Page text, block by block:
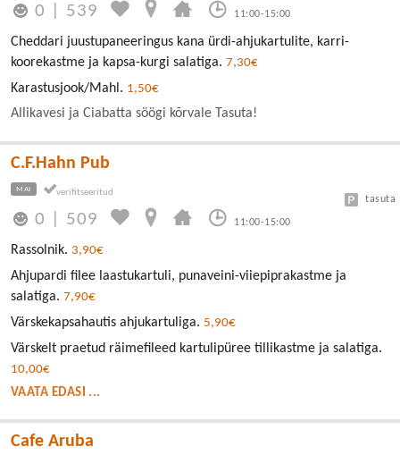
0 539 11:00-15:00
Cheddari juustupaneeringus kana ürdi-ahjukartulite, karri-
koorekastme ja kapsa-kurgi salatiga. 7,30€
Karastusjook/Mahl. 1,50€
Allikavesi ja Ciabatta söögi kõrvale Tasuta!
C.F.Hahn Pub
MAI
0 509 11:00-15:00
tasuta
Rassolnik. 3,90€
Ahjupardi filee laastukartuli, punaveini-viiepiprakastme ja
salatiga. 7,90€
Värskekapsahautis ahjukartuliga. 5,90€
Värskelt praetud räimefileed kartulipüree tillikastme ja salatiga.
10,00€
VAATA EDASI ...
Cafe Aruba